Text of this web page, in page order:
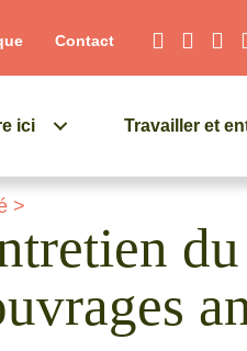
Contact
ici Travailler et
>